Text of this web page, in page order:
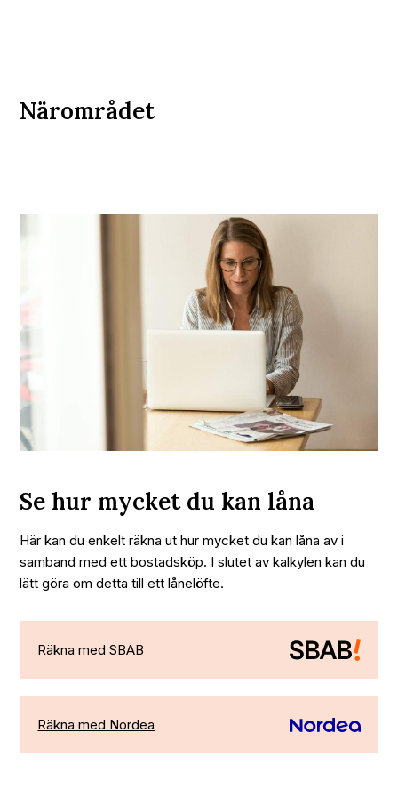
Närområdet
Se hur mycket du kan låna
Här kan du enkelt räkna ut hur mycket du kan låna av i
samband med ett bostadsköp. I slutet av kalkylen kan du
lätt göra om detta till ett lånelöfte.
Räkna med SBAB
Räkna med Nordea